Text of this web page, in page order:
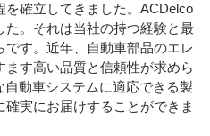
を確立してきました。ACDelco
。それは当社の持つ経験と最
す。近年、自動車部品のエレ
す高い品質と信頼性が求めら
動車システムに適応できる製
実にお届けすることができま